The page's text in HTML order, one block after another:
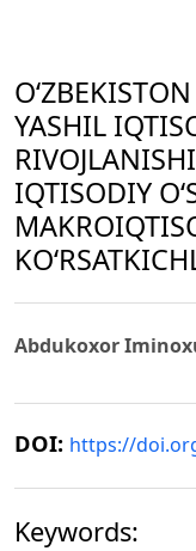
YASHIL
IQTISODIY
Abdukoxor
DOI: https://
Keywords: